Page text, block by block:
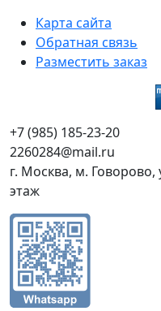
Карта сайта
Обратная связь
Разместить заказ
+7 (985) 185-23-20
2260284@mail.ru
г. Москва, м. Говорово,
этаж